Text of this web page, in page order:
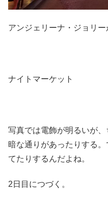
アンジェリーナ・ジョリ
ナイトマーケット
写真では電飾が明るいが
暗な通りがあったりする
てたりするんだよね。
2日目につづく。